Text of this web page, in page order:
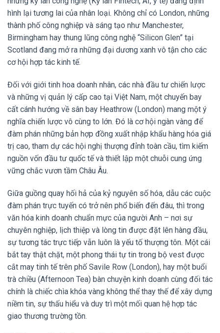
hình lại tương lai của nhân loại. Không chỉ có London, những
thành phố công nghiệp và sáng tạo như Manchester,
Birmingham hay thung lũng công nghệ “Silicon Glen” tại
Scotland đang mở ra những đại dương xanh vô tận cho các
cơ hội hợp tác kinh tế.
Đối với giới tinh hoa doanh nhân, các nhà đầu tư chiến lược
và những vị quản lý cấp cao tại Việt Nam, một chuyến bay
cất cánh hướng về sân bay Heathrow (London) mang một ý
nghĩa chiến lược vô cùng to lớn. Đó là cơ hội ngàn vàng để
đàm phán những bản hợp đồng xuất nhập khẩu hàng hóa giá
trị cao, tham dự các hội nghị thượng đỉnh toàn cầu, tìm kiếm
nguồn vốn đầu tư quốc tế và thiết lập một chuỗi cung ứng
vững chắc vươn tầm Châu Âu.
Giữa guồng quay hối hả của kỷ nguyên số hóa, dẫu các cuộc
đàm phán trực tuyến có trở nên phổ biến đến đâu, thì trong
văn hóa kinh doanh chuẩn mực của người Anh – nơi sự
chuyên nghiệp, lịch thiệp và lòng tin được đặt lên hàng đầu,
sự tương tác trực tiếp vẫn luôn là yếu tố thượng tôn. Một cái
bắt tay thật chặt, một phong thái tự tin trong bộ vest được
cắt may tinh tế trên phố Savile Row (London), hay một buổi
trà chiều (Afternoon Tea) bàn chuyện kinh doanh cùng đối tác
chính là chiếc chìa khóa vàng không thể thay thế để xây dựng
niềm tin, sự thấu hiểu và duy trì một mối quan hệ hợp tác
giao thương trường tồn.